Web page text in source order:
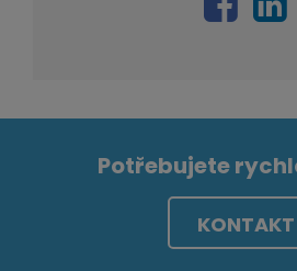
Potřebujete
KONTAKT